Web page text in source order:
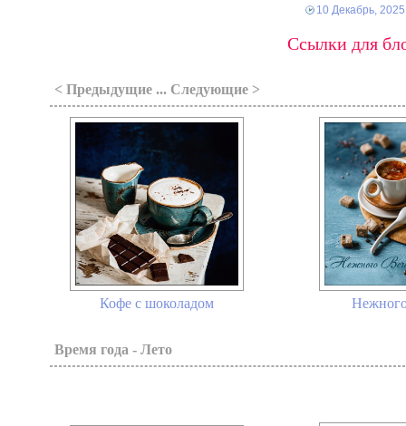
10 Декабрь, 2025
Ссылки для
< Предыдущие ... Следующие >
Кофе с шоколадом
Время года - Лето